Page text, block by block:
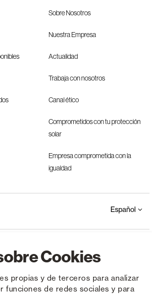
Cookies
propias y de terceros para analizar
funciones de redes sociales y para
Sobre Nosotros
Nuestra Empresa
Actualidad
Trabaja con nosotros
Canal ético
Comprometidos con tu protección
solar
Empresa comprometida con la
igualdad
2026 Política de privacidad Aviso legal Cookies
Español